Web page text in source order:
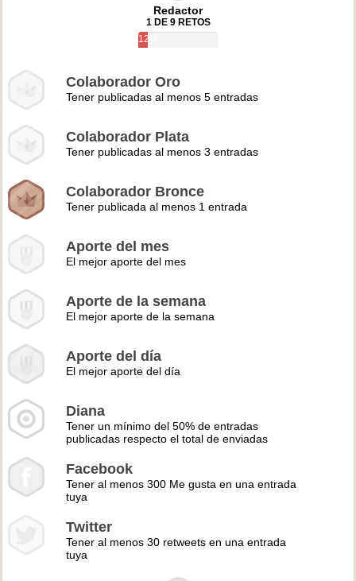
Redactor
1 DE 9 RETOS
12%
Colaborador Oro
Tener publicadas al menos 5 entradas
Colaborador Plata
Tener publicadas al menos 3 entradas
Colaborador Bronce
Tener publicada al menos 1 entrada
Aporte del mes
El mejor aporte del mes
Aporte de la semana
El mejor aporte de la semana
Aporte del día
El mejor aporte del día
Diana
Tener un mínimo del 50% de entradas
publicadas respecto el total de enviadas
Facebook
Tener al menos 300 Me gusta en una entrada
tuya
Twitter
Tener al menos 30 retweets en una entrada
tuya